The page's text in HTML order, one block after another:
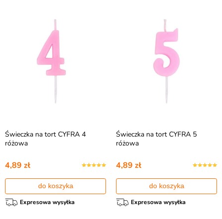
Świeczka na tort CYFRA 4
różowa
4,89 zł
do koszyka
Expresowa wysyłka
Świeczka na tort CYFRA 5
różowa
4,89 zł
do koszyka
Expresowa wysyłka